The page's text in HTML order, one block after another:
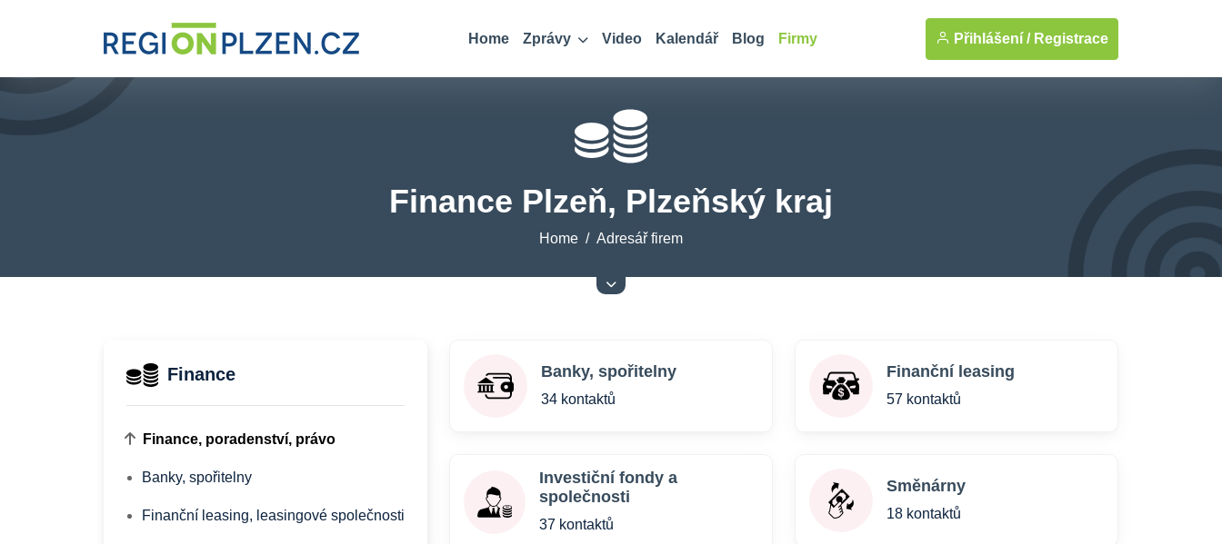
Home Zprávy Video Kalendář Blog Firmy Přihlášení / Registrace
Finance Plzeň, Plzeňský kraj
Home Adresář firem
Finance
Finance, poradenství, právo
Banky, spořitelny
Finanční leasing, leasingové společnosti
Banky, spořitelny
34 kontaktů
Finanční leasing
57 kontaktů
Investiční fondy a
společnosti
37 kontaktů
Směnárny
18 kontaktů